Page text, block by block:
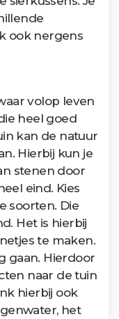
ook nergens
volop leven
heel goed
kan de natuur
Hierbij kun je
stenen door
eind. Kies
soorten. Die
Het is hierbij
te maken.
gaan. Hierdoor
naar de tuin
hierbij ook
het